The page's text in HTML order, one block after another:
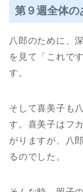
第９週全体の
八郎のために、
を見て「これで
す。
そして喜美子も
す。喜美子はフ
がりますが、八
るのでした。